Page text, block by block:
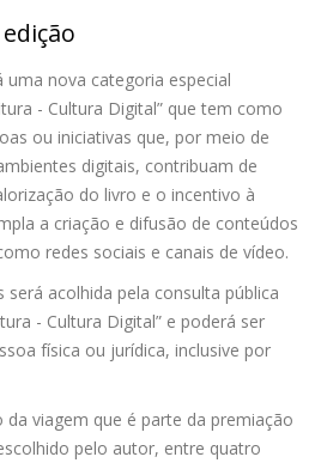
uma nova categoria especial
- Cultura Digital” que tem como
ou iniciativas que, por meio de
digitais, contribuam de
do livro e o incentivo à
a criação e difusão de conteúdos
redes sociais e canais de vídeo.
será acolhida pela consulta pública
- Cultura Digital” e poderá ser
física ou jurídica, inclusive por
viagem que é parte da premiação
pelo autor, entre quatro